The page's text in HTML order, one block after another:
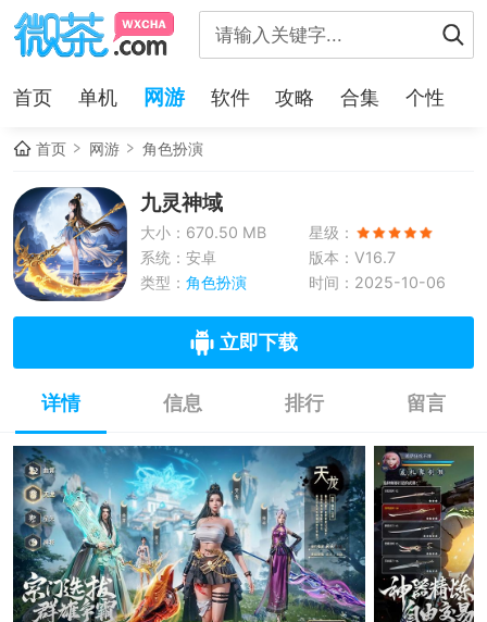
首页 单机 网游 软件 攻略 合集 个性
首页 网游 角色扮演
九灵神域
大小：670.50 MB
星级：
系统：安卓
版本：V16.7
类型： 角色扮演 时间：2025-10-06
立即下载
详情 信息 排行 留言